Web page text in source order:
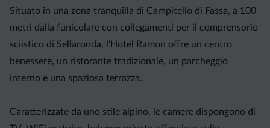
Situato in una zona tranquilla di Campitello di Fassa, a 100
metri dalla funicolare con collegamenti per il comprensorio
sciistico di Sellaronda, l'Hotel Ramon offre un centro
benessere, un ristorante tradizionale, un parcheggio
interno e una spaziosa terrazza.
Caratterizzate da uno stile alpino, le camere dispongono di